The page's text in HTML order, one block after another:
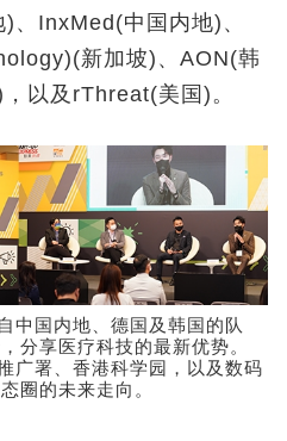
、InxMed(中国内地)、
新加坡)、AON(韩
以及rThreat(美国)。
中国内地、德国及韩国的队
分享医疗科技的最新优势。
广署、香港科学园，以及数码
圈的未来走向。